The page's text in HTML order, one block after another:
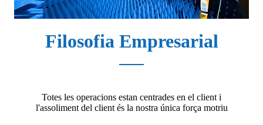
Filosofia Empresarial
Totes les operacions estan centrades en el client i
l'assoliment del client és la nostra única força motriu